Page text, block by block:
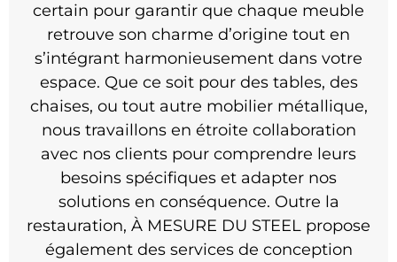
certain pour garantir que chaque meuble
retrouve son charme d’origine tout en
s’intégrant harmonieusement dans votre
espace. Que ce soit pour des tables, des
chaises, ou tout autre mobilier métallique,
nous travaillons en étroite collaboration
avec nos clients pour comprendre leurs
besoins spécifiques et adapter nos
solutions en conséquence. Outre la
restauration, À MESURE DU STEEL propose
également des services de conception